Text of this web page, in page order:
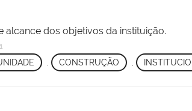
dos objetivos da instituição.
, CONSTRUÇÃO